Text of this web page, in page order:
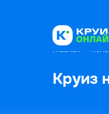
Главная
Круиз